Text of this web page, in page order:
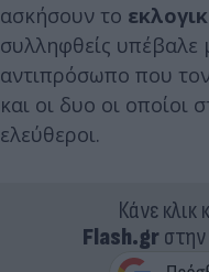
ασκήσουν το
συλληφθείς υπέβαλε
αντιπρόσωπο που
και οι δυο οι οποίοι
ελεύθεροι.
Κάνε κλικ
Flash.gr